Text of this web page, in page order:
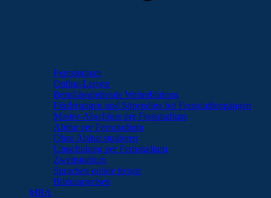
Fernstudium
Online-Lernen
Berufsbegleitende Weiterbildung
Förderungen und Stipendien bei Fernstudiengängen
Master-Abschluss per Fernstudium
Abitur per Fernstudium
Ohne Abitur studieren
Umschulung per Fernstudium
Zweitstudium
Sprachen online lernen
Bildungsreisen
MBA